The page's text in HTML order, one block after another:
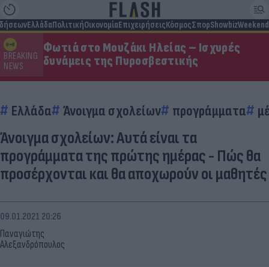
ΕλλάδαΠολιτικήΟικονομίαΕπιχειρήσειςΚόσμοςΣπορShowbizWeekend
BREAKING
NEWS
Φωτιά στο Μουζάκι Ηλείας – Ισχυρές
δυνάμεις της Πυροσβεστικής
Ελλάδα Άνοιγμα σχολείων προγράμματα
Άνοιγμα σχολείων: Αυτά είναι τα
προγράμματα της πρώτης ημέρας - Πώς θα
προσέρχονται και θα αποχωρούν οι μαθητές
Παναγιώτης
Αλεξανδρόπουλος
09.01.2021 20:26